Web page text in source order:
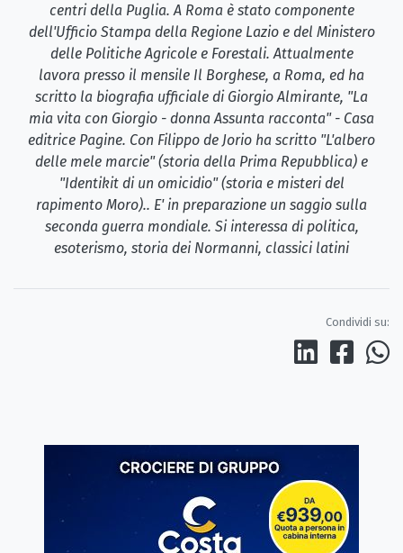
centri della Puglia. A Roma è stato componente
dell'Ufficio Stampa della Regione Lazio e del Ministero
delle Politiche Agricole e Forestali. Attualmente
lavora presso il mensile Il Borghese, a Roma, ed ha
scritto la biografia ufficiale di Giorgio Almirante, "La
mia vita con Giorgio - donna Assunta racconta" - Casa
editrice Pagine. Con Filippo de Jorio ha scritto "L'albero
delle mele marcie" (storia della Prima Repubblica) e
"Identikit di un omicidio" (storia e misteri del
rapimento Moro).. E' in preparazione un saggio sulla
seconda guerra mondiale. Si interessa di politica,
esoterismo, storia dei Normanni, classici latini
Condividi su: